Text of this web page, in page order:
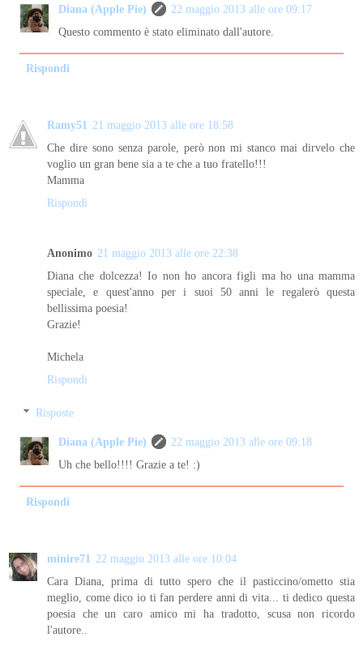
Diana (Apple Pie)
22 maggio 2013 alle ore 09:17
Questo commento è stato eliminato dall'autore.
Rispondi
Ramy51 21 maggio 2013 alle ore 18:58
Che dire sono senza parole, però non mi stanco mai dirvelo che
voglio un gran bene sia a te che a tuo fratello!!!
Mamma
Rispondi
Anonimo 21 maggio 2013 alle ore 22:38
Diana che dolcezza! Io non ho ancora figli ma ho una mamma
speciale, e quest'anno per i suoi 50 anni le regalerò questa
bellissima poesia!
Grazie!
Michela
Rispondi
Risposte
Diana (Apple Pie)
22 maggio 2013 alle ore 09:18
Uh che bello!!!! Grazie a te! :)
Rispondi
minire71 22 maggio 2013 alle ore 10:04
Cara Diana, prima di tutto spero che il pasticcino/ometto stia
meglio, come dico io ti fan perdere anni di vita... ti dedico questa
poesia che un caro amico mi ha tradotto, scusa non ricordo
l'autore..